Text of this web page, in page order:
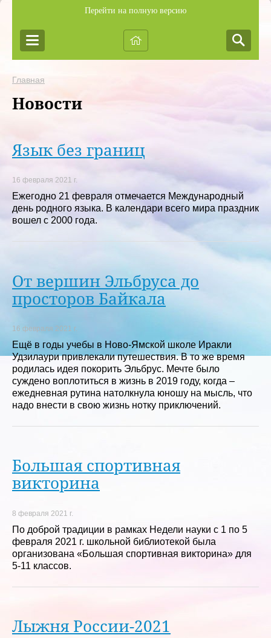
Перейти на полную версию
Главная
Новости
Язык без границ
16 февраля 2021 г.
Ежегодно 21 февраля отмечается Международный
день родного языка. В календари всего мира праздник
вошел с 2000 года.
От вершин Эльбруса до
просторов Байкала
16 февраля 2021 г.
Ещё в годы учебы в Ново-Ямской школе Иракли
Удзилаури привлекали путешествия. В то же время
родилась идея покорить Эльбрус. Мечте было
суждено воплотиться в жизнь в 2019 году, когда –
ежедневная рутина натолкнула юношу на мысль, что
надо внести в свою жизнь нотку приключений.
Большая спортивная
викторина
8 февраля 2021 г.
По доброй традиции в рамках Недели науки с 1 по 5
февраля 2021 г. школьной библиотекой была
организована «Большая спортивная викторина» для
5-11 классов.
Лыжня России-2021